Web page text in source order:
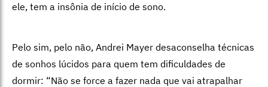
ele, tem a insônia de início de sono.
Pelo sim, pelo não, Andrei Mayer desaconselha técnicas
de sonhos lúcidos para quem tem dificuldades de
dormir: “Não se force a fazer nada que vai atrapalhar